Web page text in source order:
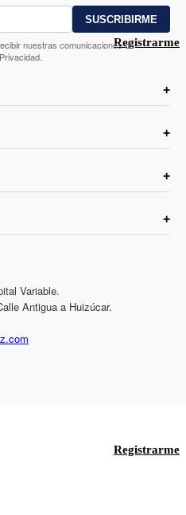
Registrarme
Registrarme
nuestras comunicaciones de
Variable.
Antigua a Huizúcar.